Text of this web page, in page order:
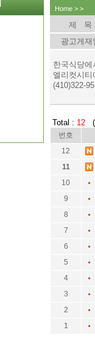
Home > >
제 목
광고게재
한국식당에
엘리컷시티
(410)322-
Total : 12
번호
12
11
10
9
8
7
6
5
4
3
2
1